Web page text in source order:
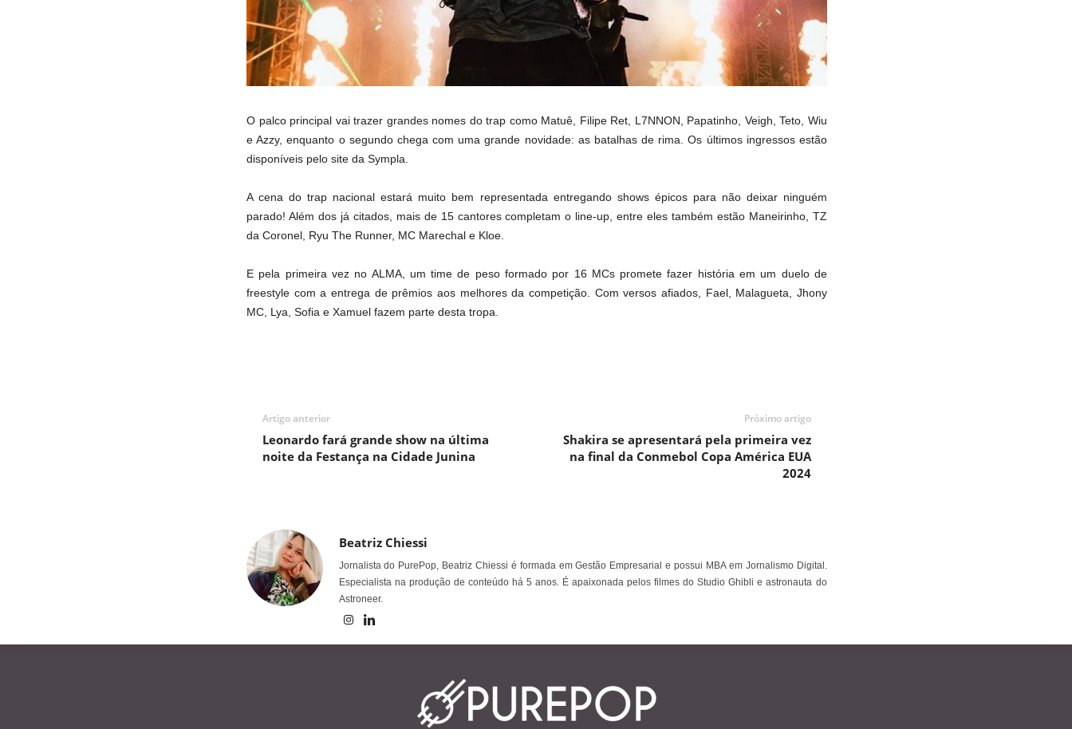
O palco principal vai trazer grandes nomes do trap como Matuê, Filipe Ret, L7NNON, Papatinho, Veigh, Teto, Wiu
e Azzy, enquanto o segundo chega com uma grande novidade: as batalhas de rima. Os últimos ingressos estão
disponíveis pelo site da Sympla.
A cena do trap nacional estará muito bem representada entregando shows épicos para não deixar ninguém
parado! Além dos já citados, mais de 15 cantores completam o line-up, entre eles também estão Maneirinho, TZ
da Coronel, Ryu The Runner, MC Marechal e Kloe.
E pela primeira vez no ALMA, um time de peso formado por 16 MCs promete fazer história em um duelo de
freestyle com a entrega de prêmios aos melhores da competição. Com versos afiados, Fael, Malagueta, Jhony
MC, Lya, Sofia e Xamuel fazem parte desta tropa.
Artigo anterior
Leonardo fará grande show na última
noite da Festança na Cidade Junina
Próximo artigo
Shakira se apresentará pela primeira vez
na final da Conmebol Copa América EUA
2024
Beatriz Chiessi
Jornalista do PurePop, Beatriz Chiessi é formada em Gestão Empresarial e possui MBA em Jornalismo Digital.
Especialista na produção de conteúdo há 5 anos. É apaixonada pelos filmes do Studio Ghibli e astronauta do
Astroneer.